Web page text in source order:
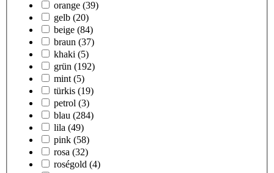
orange (39)
gelb (20)
beige (84)
braun (37)
khaki (5)
grün (192)
mint (5)
türkis (19)
petrol (3)
blau (284)
lila (49)
pink (58)
rosa (32)
roségold (4)